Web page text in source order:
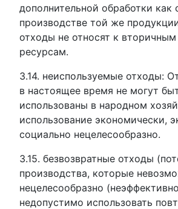
дополнительной обработки как
производстве той же
отходы не относят к
ресурсам.
3.14. неиспользуемые отходы:
в настоящее время не могут
использованы в народном
использование экономически,
социально нецелесообразно.
3.15. безвозвратные отходы
производства, которые
нецелесообразно
недопустимо использовать